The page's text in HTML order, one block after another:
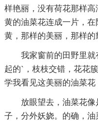
样艳丽，没有荷花那样
黄的油菜花连成一片，
黄，那样的美丽，那样的
我家窗前的田野里
起的`，枝枝交错，花花
学我看见这美丽的油菜花
放眼望去，油菜花
子，分外妖娆。的确，